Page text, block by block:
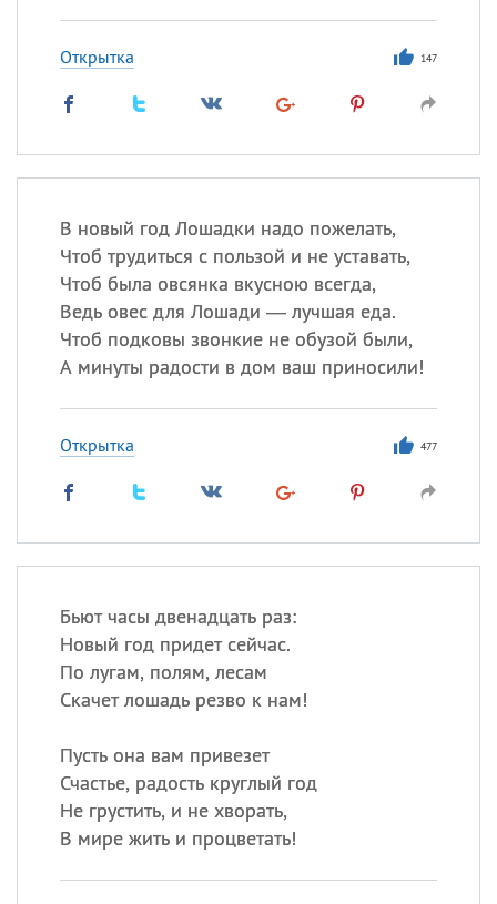
Открытка 147
В новый год Лошадки надо пожелать,
Чтоб трудиться с пользой и не уставать,
Чтоб была овсянка вкусною всегда,
Ведь овес для Лошади — лучшая еда.
Чтоб подковы звонкие не обузой были,
А минуты радости в дом ваш приносили!
Открытка 477
Бьют часы двенадцать раз:
Новый год придет сейчас.
По лугам, полям, лесам
Скачет лошадь резво к нам!
Пусть она вам привезет
Счастье, радость круглый год
Не грустить, и не хворать,
В мире жить и процветать!